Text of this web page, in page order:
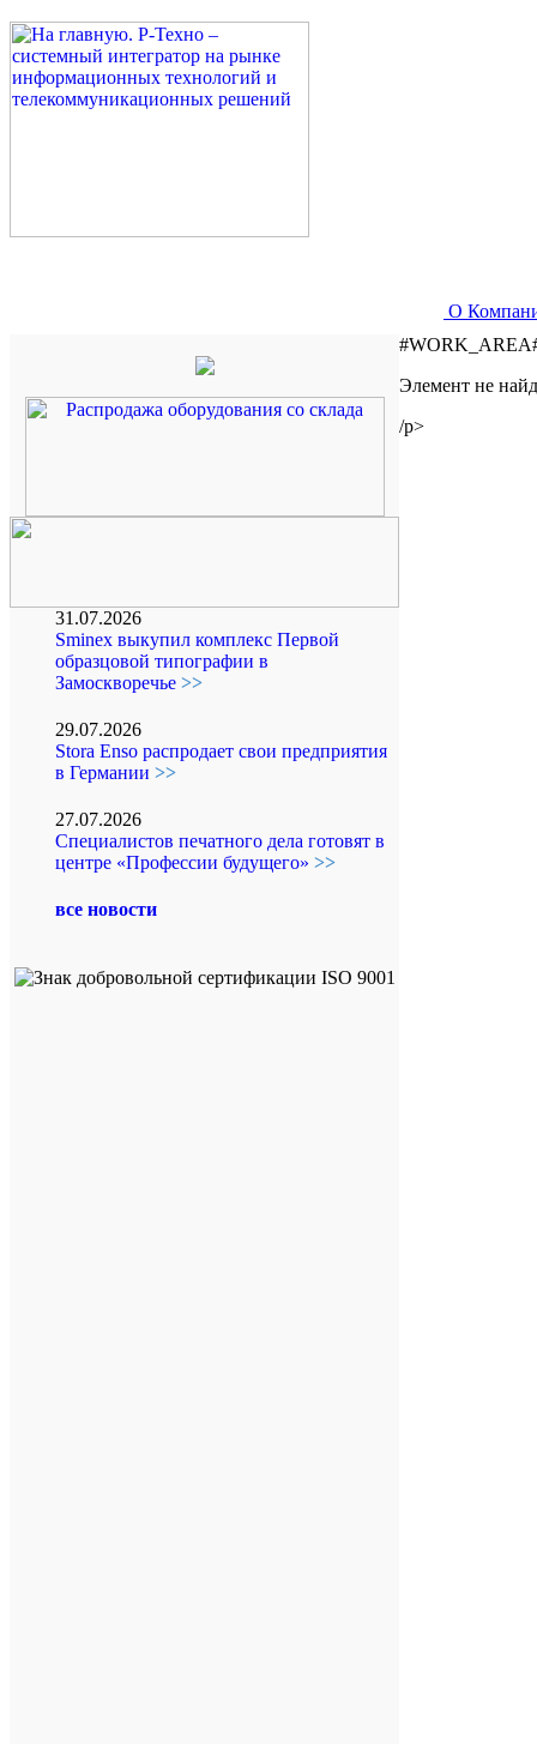
О
31.07.2026
Sminex выкупил комплекс Первой
образцовой типографии в
Замоскворечье >>
29.07.2026
Stora Enso распродает свои предприятия
в Германии >>
27.07.2026
Специалистов печатного дела готовят в
центре «Профессии будущего» >>
все новости
Элемент не
/p>